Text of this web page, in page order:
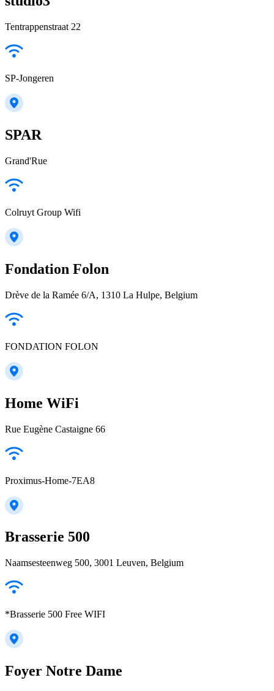
Tentrappenstraat 22
SP-Jongeren
SPAR
Grand'Rue
Colruyt Group Wifi
Fondation Folon
Drève de la Ramée 6/A, 1310 La Hulpe, Belgium
FONDATION FOLON
Home WiFi
Rue Eugène Castaigne 66
Proximus-Home-7EA8
Brasserie 500
Naamsesteenweg 500, 3001 Leuven, Belgium
*Brasserie 500 Free WIFI
Foyer Notre Dame